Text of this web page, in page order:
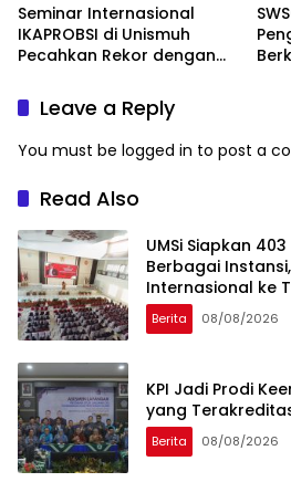
Seminar Internasional
IKAPROBSI di Unismuh
Pecahkan Rekor dengan
Leave a Reply
You must be logged in to post a
Read Also
UMSi Siapkan
Berbagai
Internasional ke
Berita 08/08/2026
KPI Jadi Prodi
yang
Berita 08/08/2026